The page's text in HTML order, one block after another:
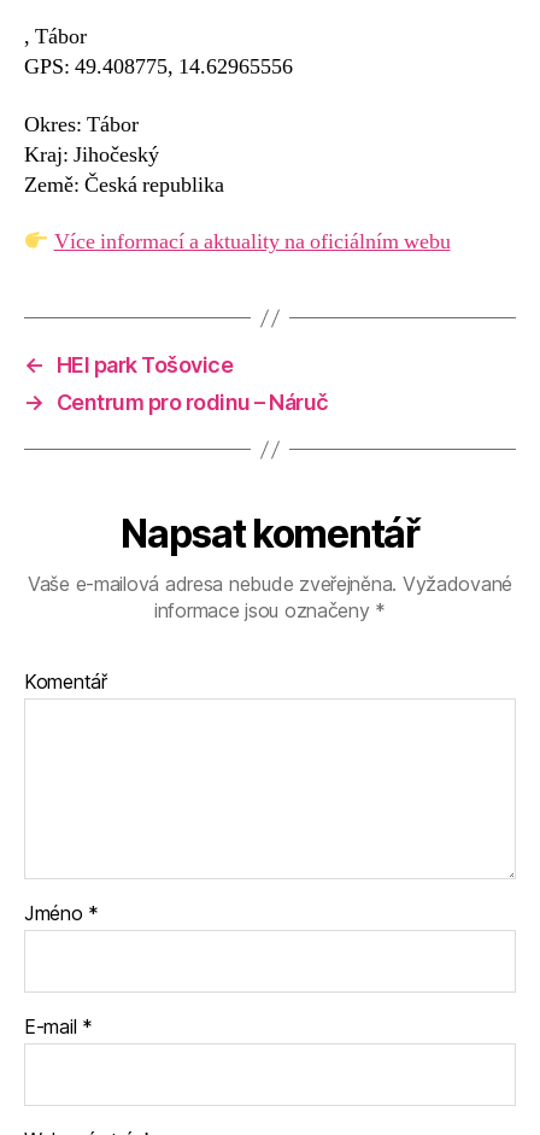
, Tábor
GPS: 49.408775, 14.62965556
Okres: Tábor
Kraj: Jihočeský
Země: Česká republika
Více informací a aktuality na oficiálním webu
←
HEI park Tošovice
→
Centrum pro rodinu – Náruč
Napsat komentář
Vaše e-mailová adresa nebude zveřejněna. Vyžadované
informace jsou označeny *
Komentář
Jméno *
E-mail *